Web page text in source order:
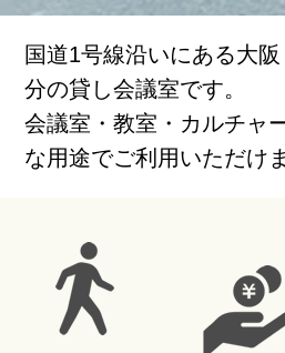
国道1号線沿いにある大
分の貸し会議室です。
会議室・教室・カルチャ
な用途でご利用いただけ